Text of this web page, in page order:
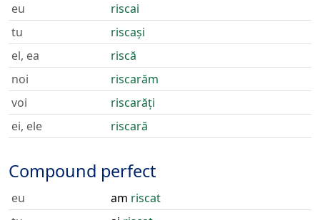
eu
riscai
tu
riscași
el, ea
riscă
noi
riscarăm
voi
riscarăți
ei, ele
riscară
Compound perfect
eu am riscat